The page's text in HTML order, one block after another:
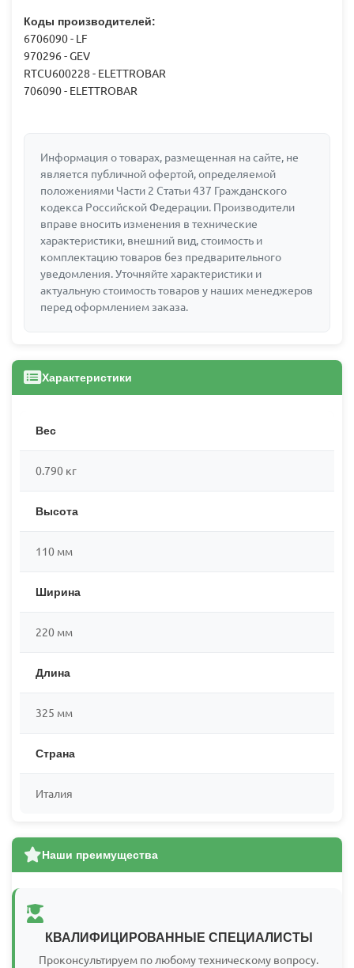
Коды производителей:
6706090 - LF
970296 - GEV
RTCU600228 - ELETTROBAR
706090 - ELETTROBAR
Информация о товарах, размещенная на сайте, не
является публичной офертой, определяемой
положениями Части 2 Статьи 437 Гражданского
кодекса Российской Федерации. Производители
вправе вносить изменения в технические
характеристики, внешний вид, стоимость и
комплектацию товаров без предварительного
уведомления. Уточняйте характеристики и
актуальную стоимость товаров у наших менеджеров
перед оформлением заказа.
Характеристики
Вес
0.790 кг
Высота
110 мм
Ширина
220 мм
Длина
325 мм
Страна
Италия
Наши преимущества
КВАЛИФИЦИРОВАННЫЕ СПЕЦИАЛИСТЫ
Проконсультируем по любому техническому вопросу.